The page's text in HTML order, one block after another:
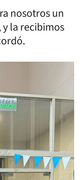
nosotros un
la recibimos